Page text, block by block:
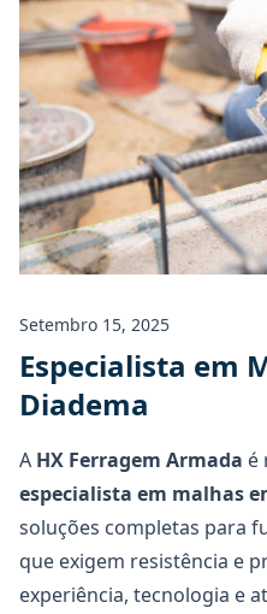
Setembro 15, 2025
Especialista em
Diadema
A HX Ferragem Armada é
especialista em malhas
soluções completas para
que exigem resistência e
experiência, tecnologia e